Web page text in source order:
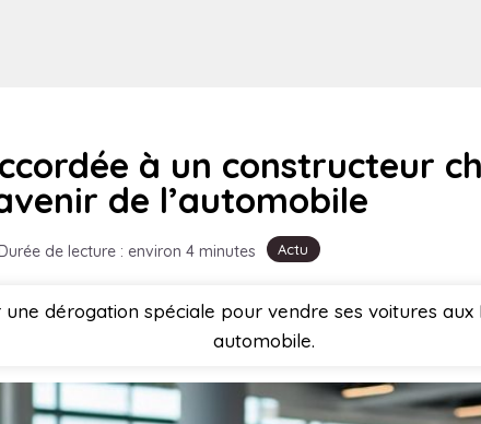
Actu
à un constructeur
de l’automobile
de lecture : environ 4 minutes
dérogation spéciale pour vendre ses voitures aux
automobile.